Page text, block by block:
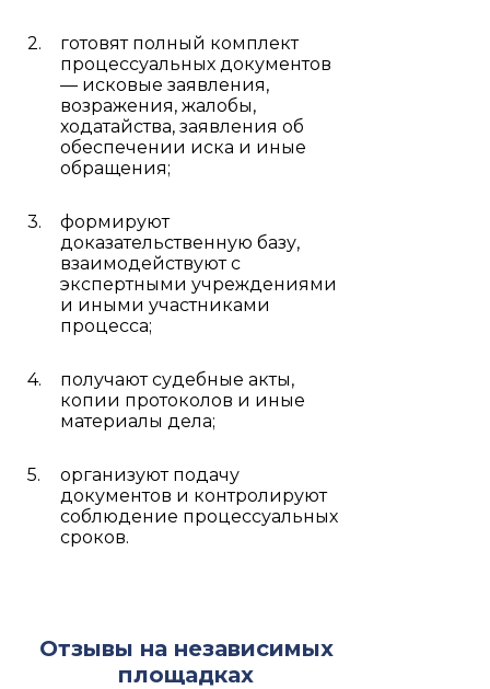
готовят полный комплект
процессуальных документов
— исковые заявления,
возражения, жалобы,
ходатайства, заявления об
обеспечении иска и иные
обращения;
формируют
доказательственную базу,
взаимодействуют с
экспертными учреждениями
и иными участниками
процесса;
получают судебные акты,
копии протоколов и иные
материалы дела;
организуют подачу
документов и контролируют
соблюдение процессуальных
сроков.
Отзывы на независимых
площадках